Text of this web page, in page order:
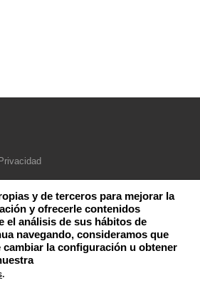
y de terceros para mejorar la
y ofrecerle contenidos
el análisis de sus hábitos de
navegando, consideramos que
cambiar la configuración u obtener
.